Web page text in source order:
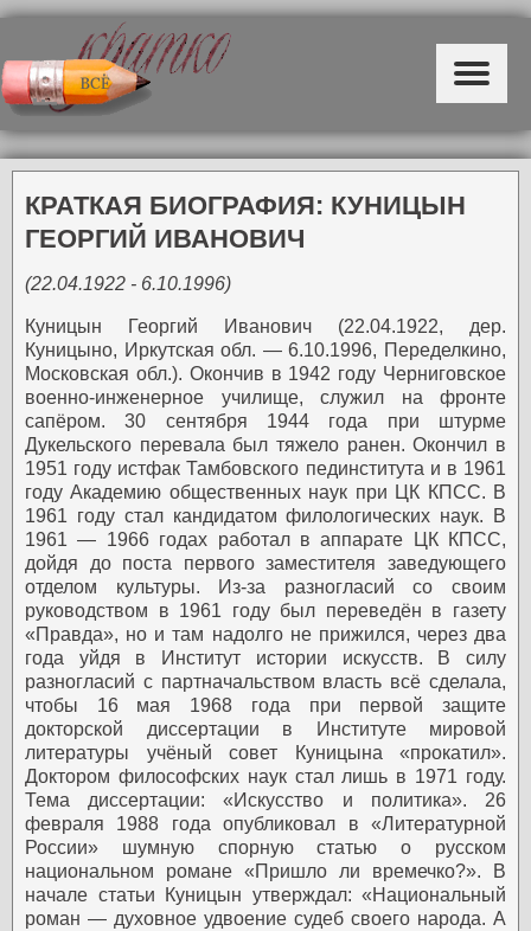
КРАТКАЯ БИОГРАФИЯ: КУНИЦЫН
ГЕОРГИЙ ИВАНОВИЧ
(22.04.1922 - 6.10.1996)
Куницын Георгий Иванович (22.04.1922, дер.
Куницыно, Иркутская обл. — 6.10.1996, Переделкино,
Московская обл.). Окончив в 1942 году Черниговское
военно-инженерное училище, служил на фронте
сапёром. 30 сентября 1944 года при штурме
Дукельского перевала был тяжело ранен. Окончил в
1951 году истфак Тамбовского пединститута и в 1961
году Академию общественных наук при ЦК КПСС. В
1961 году стал кандидатом филологических наук. В
1961 — 1966 годах работал в аппарате ЦК КПСС,
дойдя до поста первого заместителя заведующего
отделом культуры. Из-за разногласий со своим
руководством в 1961 году был переведён в газету
«Правда», но и там надолго не прижился, через два
года уйдя в Институт истории искусств. В силу
разногласий с партначальством власть всё сделала,
чтобы 16 мая 1968 года при первой защите
докторской диссертации в Институте мировой
литературы учёный совет Куницына «прокатил».
Доктором философских наук стал лишь в 1971 году.
Тема диссертации: «Искусство и политика». 26
февраля 1988 года опубликовал в «Литературной
России» шумную спорную статью о русском
национальном романе «Пришло ли времечко?». В
начале статьи Куницын утверждал: «Национальный
роман — духовное удвоение судеб своего народа. А